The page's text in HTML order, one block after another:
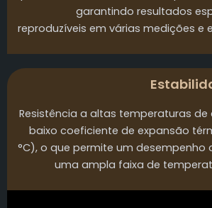
garantindo resultados
reproduzíveis em várias medições e
Resistência a altas temperaturas de
baixo coeficiente de expansão
°C), o que permite um desempenho
uma ampla faixa de